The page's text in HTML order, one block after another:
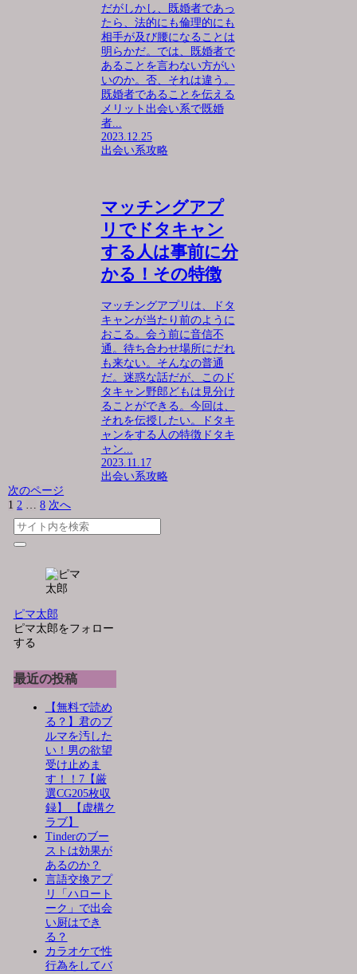
だがしかし、既婚者であっ
たら、法的にも倫理的にも
相手が及び腰になることは
明らかだ。では、既婚者で
あることを言わない方がい
いのか。否、それは違う。
既婚者であることを伝える
メリット出会い系で既婚
者...
2023.12.25
出会い系攻略
マッチングアプ
リでドタキャン
する人は事前に分
かる！その特徴
マッチングアプリは、ドタ
キャンが当たり前のように
おこる。会う前に音信不
通。待ち合わせ場所にだれ
も来ない。そんなの普通
だ。迷惑な話だが、このド
タキャン野郎どもは見分け
ることができる。今回は、
それを伝授したい。ドタキ
ャンをする人の特徴ドタキ
ャン...
2023.11.17
出会い系攻略
次のページ
1 2 … 8 次へ
ピマ太郎
ピマ太郎をフォロー
する
最近の投稿
【無料で読め
る？】君のブ
ルマを汚した
い！男の欲望
受け止めま
す！！7【厳
選CG205枚収
録】 【虚構ク
ラブ】
Tinderのブー
ストは効果が
あるのか？
言語交換アプ
リ「ハロート
ーク」で出会
い厨はでき
る？
カラオケで性
行為をしてバ